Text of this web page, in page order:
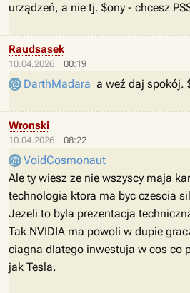
urządzeń, a nie tj. $ony - chcesz
10.04.2026 00:19
Raudsasek
DarthMadara a weź daj spokój.
10.04.2026 08:22
Wronski
VoidCosmonaut
Ale ty wiesz ze nie wszyscy maja
technologia ktora ma byc czescia
Jezeli to byla prezentacja
Tak NVIDIA ma powoli w dupie
ciagna dlatego inwestuja w cos co
jak Tesla.